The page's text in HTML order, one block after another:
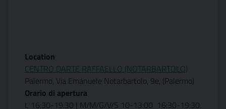
Location
CENTRO DARTE RAFFAELLO (NOTARBARTOLO)
Palermo, Via Emanuele Notarbartolo, 9e, (Palermo)
Orario di apertura
L 16:30-19:30 | M/M/G/V/S 10-13:00  16:30-19:30